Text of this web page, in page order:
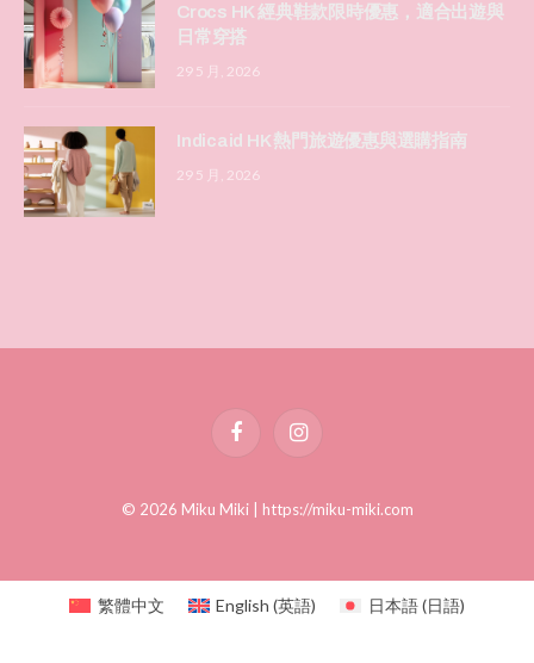
Crocs HK 經典鞋款限時優惠，適合出遊與
日常穿搭
29 5 月, 2026
Indicaid HK 熱門旅遊優惠與選購指南
29 5 月, 2026
FacebookInstagram
© 2026 Miku Miki | https://miku-miki.com
繁體中文 English (英語) 日本語(日語)